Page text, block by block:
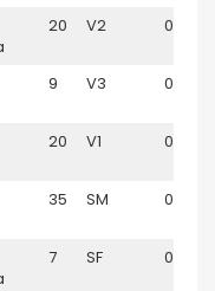
20 V2
9 V3
20 V1
35 SM 01:01:31
7 SF